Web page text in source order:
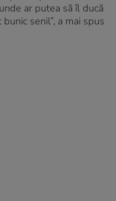
ar putea să îl ducă
senil”, a mai spus